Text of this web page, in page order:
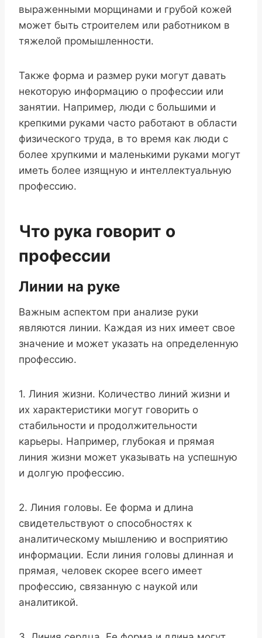
выраженными морщинами и грубой кожей
может быть строителем или работником в
тяжелой промышленности.
Также форма и размер руки могут давать
некоторую информацию о профессии или
занятии. Например, люди с большими и
крепкими руками часто работают в области
физического труда, в то время как люди с
более хрупкими и маленькими руками могут
иметь более изящную и интеллектуальную
профессию.
Что рука говорит о
профессии
Линии на руке
Важным аспектом при анализе руки
являются линии. Каждая из них имеет свое
значение и может указать на определенную
профессию.
1. Линия жизни. Количество линий жизни и
их характеристики могут говорить о
стабильности и продолжительности
карьеры. Например, глубокая и прямая
линия жизни может указывать на успешную
и долгую профессию.
2. Линия головы. Ее форма и длина
свидетельствуют о способностях к
аналитическому мышлению и восприятию
информации. Если линия головы длинная и
прямая, человек скорее всего имеет
профессию, связанную с наукой или
аналитикой.